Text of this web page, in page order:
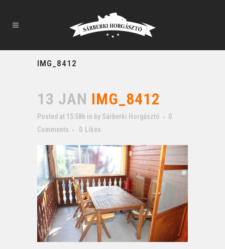
IMG_8412
13 JAN IMG_8412
Posted at 15:58h in by Sárberki Horgásztó
0
Comments
0 Likes